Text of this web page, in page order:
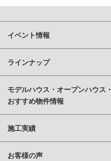
イベント情報
ラインナップ
モデルハウス・オープンハウス・
おすすめ物件情報
施工実績
お客様の声